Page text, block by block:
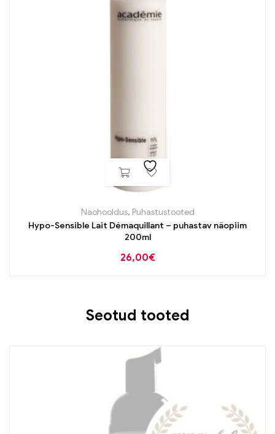
Näohooldus, Puhastustooted
Hypo-Sensible Lait Démaquillant – puhastav näopiim
200ml
26,00€
Seotud tooted